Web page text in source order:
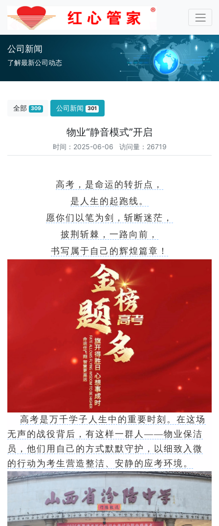
公司新闻
了解最新公司动态
全部 309 公司新闻 301
物业“静音模式”开启
时间：2025-06-06 访问量：26719
高考，是命运的转折点，
是人生的起跑线。
愿你们以笔为剑，斩断迷茫，
披荆斩棘，一路向前，
书写属于自己的辉煌篇章！
高考是万千学子人生中的重要时刻。在这场
无声的战役背后，有这样一群人——物业保洁
员，他们用自己的方式默默守护，以细致入微
的行动为考生营造整洁、安静的应考环境。